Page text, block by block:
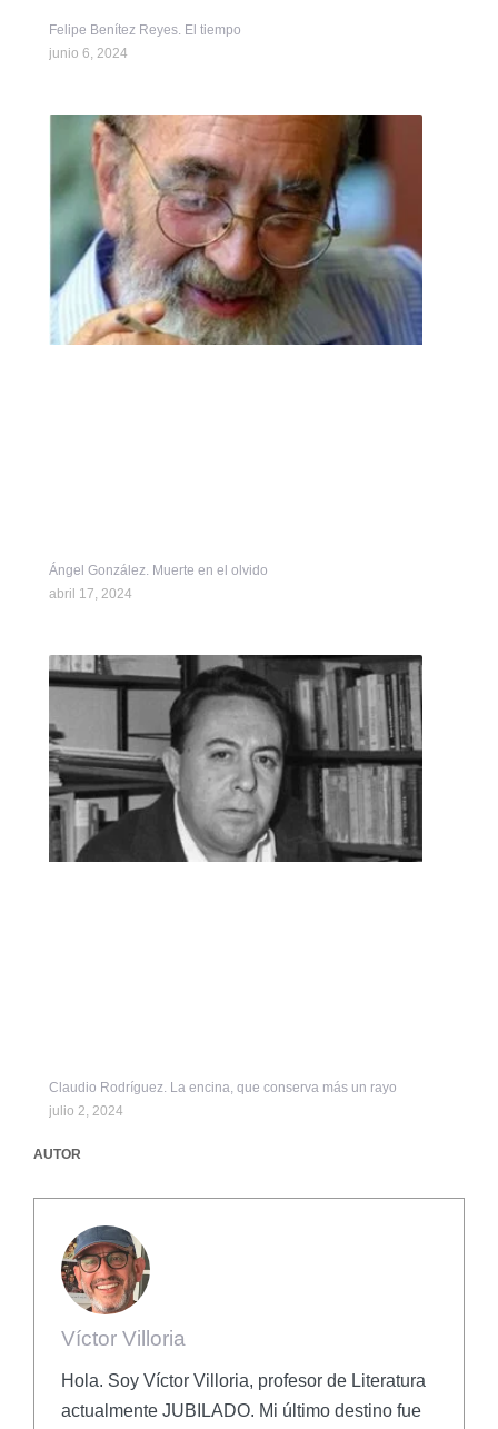
Felipe Benítez Reyes. El tiempo
junio 6, 2024
Ángel González. Muerte en el olvido
abril 17, 2024
Claudio Rodríguez. La encina, que conserva más un rayo
julio 2, 2024
AUTOR
Víctor Villoria
Hola. Soy Víctor Villoria, profesor de Literatura
actualmente JUBILADO. Mi último destino fue